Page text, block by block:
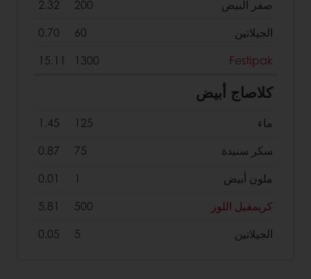
صفر البيض
200
2.32
الجيلاتين
60
0.70
Festipak
1300
15.11
كلاصاج أبيض
ماء 125
1.45
سكر سنيدة
75
0.87
ملون أبيض
1
0.01
كريمفيل اللوز
500
5.81
الجيلاتين
5
0.05